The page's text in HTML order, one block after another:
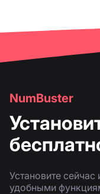
NumBuster
Установите сейчас
удобными